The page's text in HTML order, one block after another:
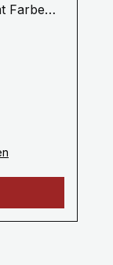
Farbe
3 Meter,